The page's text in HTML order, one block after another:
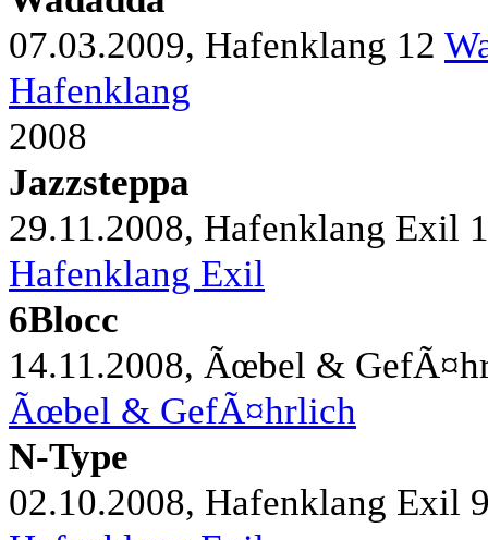
07.03.2009, Hafenklang 12
Hafenklang
2008
Jazzsteppa
29.11.2008, Hafenklang Exil
Hafenklang Exil
6Blocc
14.11.2008, Ãœbel &
Ãœbel & GefÃ¤hrlich
N-Type
02.10.2008, Hafenklang Exil